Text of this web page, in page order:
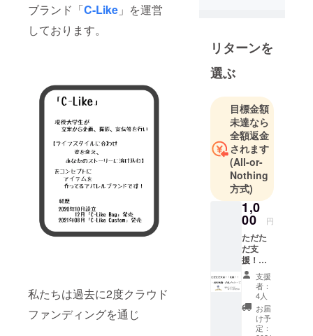
ブランド「C-Like 」を運営
しております。
私たちは過去に2度クラウド
ファンディングを通じ
リターンを
選ぶ
目標金額
未達なら
全額返金
されます
(All-or-
Nothing
方式)
1,0
00 円
ただた
だ支
援！！
応
援！！
■内容
お礼動
画、お
礼メッ
支援
者：
4人
お届
け予
定：